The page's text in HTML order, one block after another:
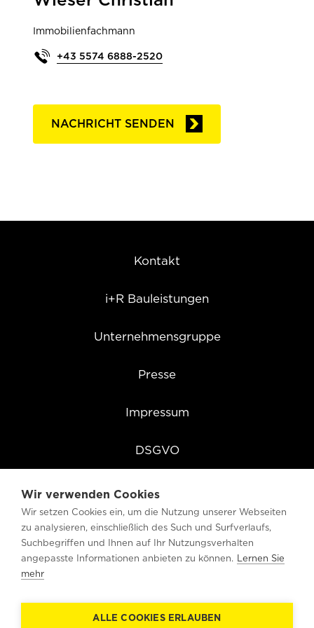
Immobilienfachmann
+43 5574 6888-2520
NACHRICHT SENDEN
Kontakt
i+R Bauleistungen
Unternehmensgruppe
Presse
Impressum
DSGVO
Cookie Einstellungen
Wir verwenden Cookies
Wir setzen Cookies ein, um die Nutzung unserer Webseiten
zu analysieren, einschließlich des Such und Surfverlaufs,
Suchbegriffen und Ihnen auf Ihr Nutzungsverhalten
angepasste Informationen anbieten zu können. Lernen Sie
mehr
ALLE COOKIES ERLAUBEN